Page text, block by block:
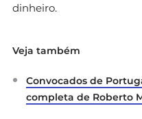
dinheiro.
Veja também
Convocados de
completa de Roberto